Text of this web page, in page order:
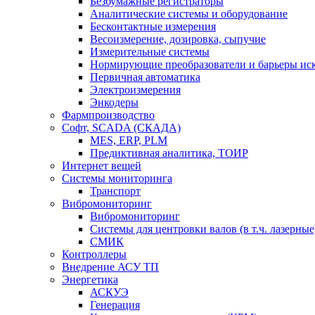
Аналитические системы и оборудование
Бесконтактные измерения
Весоизмерение, дозировка, сыпучие
Измерительные системы
Нормирующие преобразователи и барьеры
Первичная автоматика
Электроизмерения
Энкодеры
Фармпроизводство
Софт, SCADA (СКАДА)
MES, ERP, PLM
Предиктивная аналитика, ТОИР
Интернет вещей
Системы мониторинга
Транспорт
Вибромониторинг
Вибромониторинг
Системы для центровки валов (в т.ч.
СМИК
Контроллеры
Внедрение АСУ ТП
Энергетика
АСКУЭ
Генерация